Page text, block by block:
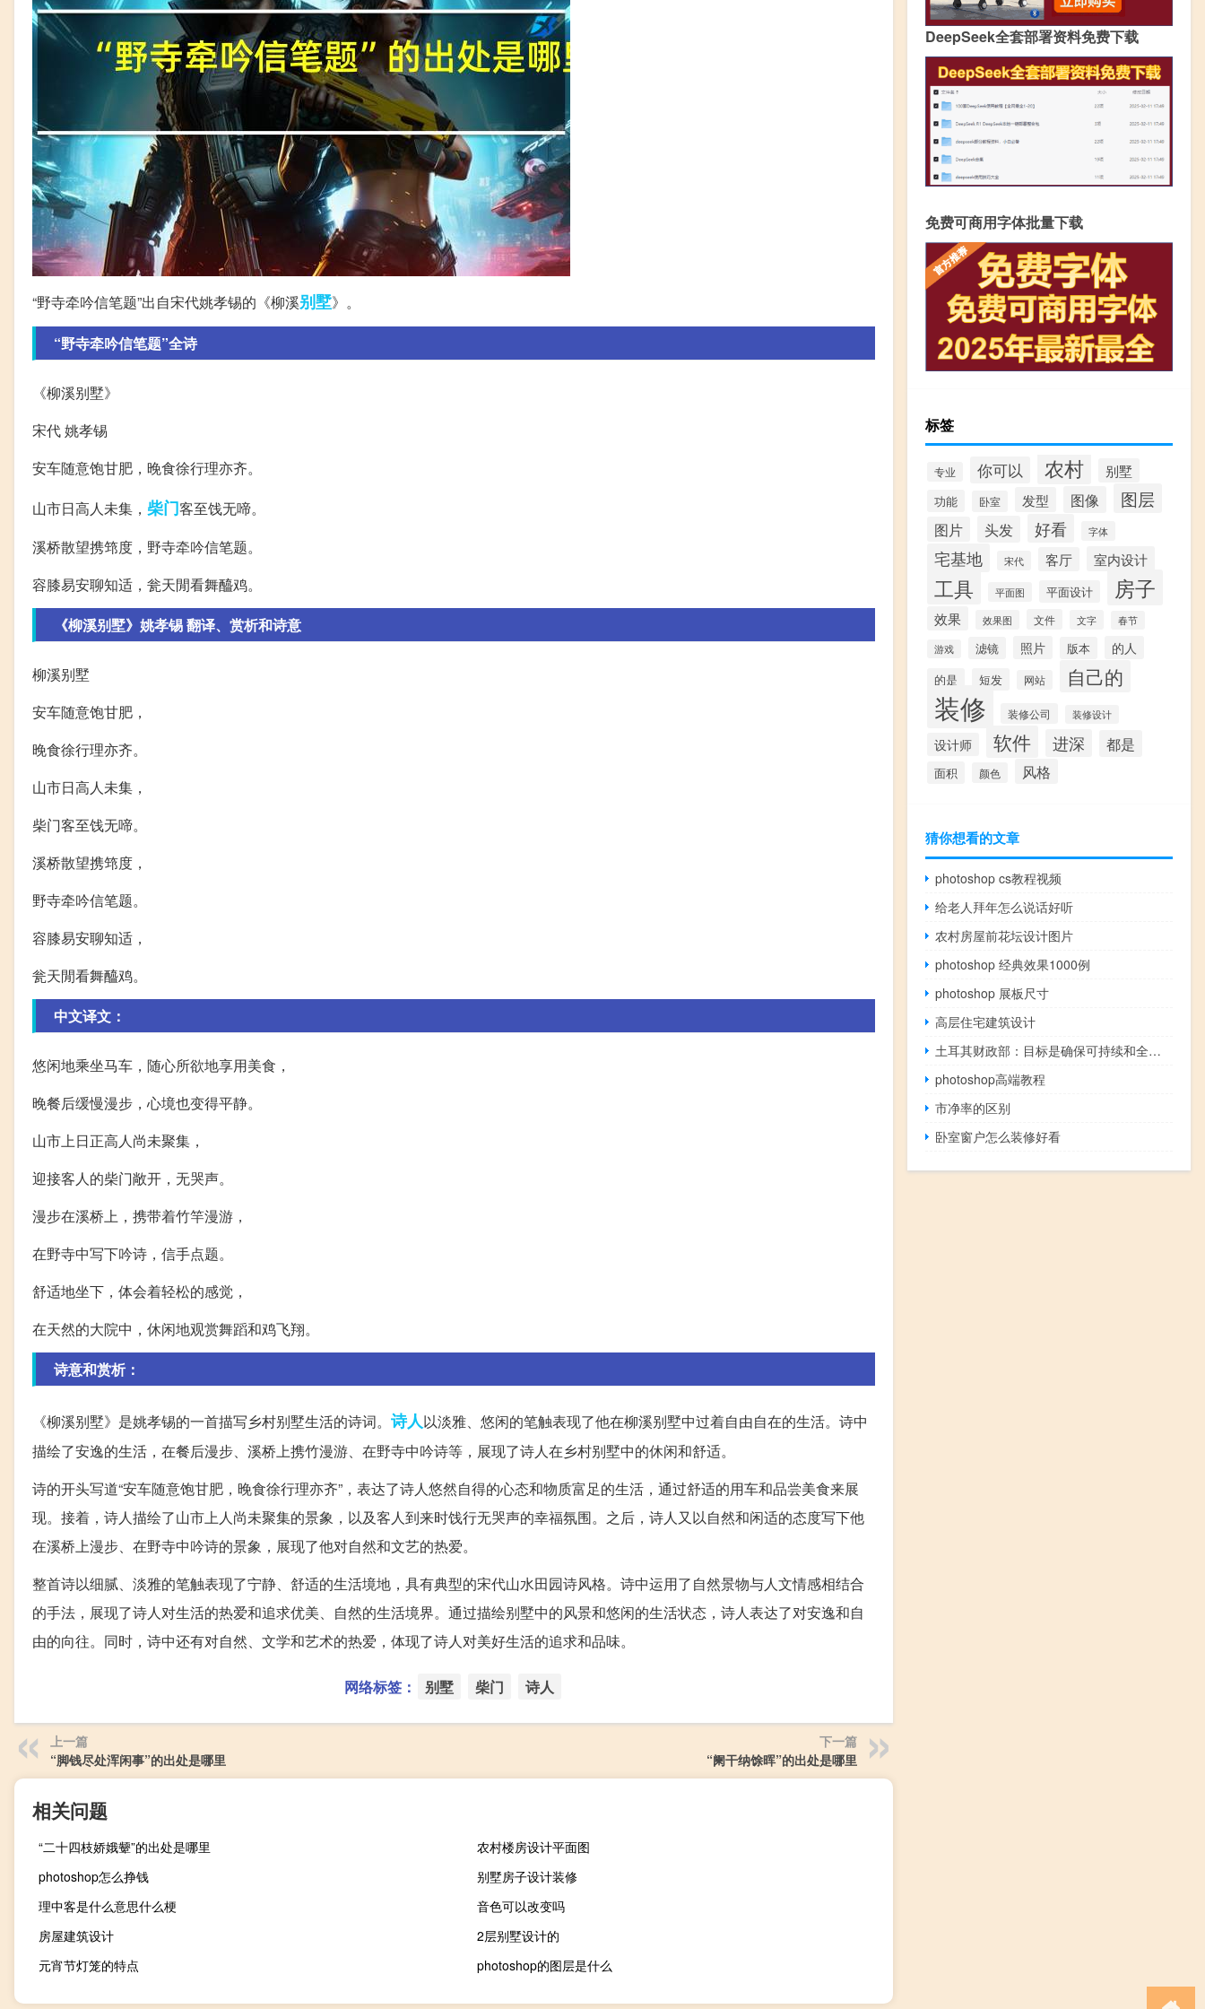
“野寺牵吟信笔题”出自宋代姚孝锡的《柳溪别墅》。
“野寺牵吟信笔题”全诗
《柳溪别墅》
宋代 姚孝锡
安车随意饱甘肥，晚食徐行理亦齐。
山市日高人未集， 柴门客至饯无啼。
溪桥散望携筇度，野寺牵吟信笔题。
容膝易安聊知适，瓮天閒看舞醯鸡。
《柳溪别墅》姚孝锡 翻译、赏析和诗意
柳溪别墅
安车随意饱甘肥，
晚食徐行理亦齐。
山市日高人未集，
柴门客至饯无啼。
溪桥散望携筇度，
野寺牵吟信笔题。
容膝易安聊知适，
瓮天閒看舞醯鸡。
中文译文：
悠闲地乘坐马车，随心所欲地享用美食，
晚餐后缓慢漫步，心境也变得平静。
山市上日正高人尚未聚集，
迎接客人的柴门敞开，无哭声。
漫步在溪桥上，携带着竹竿漫游，
在野寺中写下吟诗，信手点题。
舒适地坐下，体会着轻松的感觉，
在天然的大院中，休闲地观赏舞蹈和鸡飞翔。
诗意和赏析：
《柳溪别墅》是姚孝锡的一首描写乡村别墅生活的诗词。 诗人以淡雅、悠闲的笔触表现了他在柳溪别墅中过着自由自在的生活。诗中
描绘了安逸的生活，在餐后漫步、溪桥上携竹漫游、在野寺中吟诗等，展现了诗人在乡村别墅中的休闲和舒适。
诗的开头写道“安车随意饱甘肥，晚食徐行理亦齐”，表达了诗人悠然自得的心态和物质富足的生活，通过舒适的用车和品尝美食来展
现。接着，诗人描绘了山市上人尚未聚集的景象，以及客人到来时饯行无哭声的幸福氛围。之后，诗人又以自然和闲适的态度写下他
在溪桥上漫步、在野寺中吟诗的景象，展现了他对自然和文艺的热爱。
整首诗以细腻、淡雅的笔触表现了宁静、舒适的生活境地，具有典型的宋代山水田园诗风格。诗中运用了自然景物与人文情感相结合
的手法，展现了诗人对生活的热爱和追求优美、自然的生活境界。通过描绘别墅中的风景和悠闲的生活状态，诗人表达了对安逸和自
由的向往。同时，诗中还有对自然、文学和艺术的热爱，体现了诗人对美好生活的追求和品味。
网络标签： 别墅 柴门 诗人
上一篇
“脚钱尽处浑闲事”的出处是哪里
下一篇
“阑干纳馀晖”的出处是哪里
相关问题
“二十四枝娇娥颦”的出处是哪里
农村楼房设计平面图
photoshop怎么挣钱
别墅房子设计装修
理中客是什么意思什么梗
音色可以改变吗
房屋建筑设计
2层别墅设计的
元宵节灯笼的特点
photoshop的图层是什么
DeepSeek全套部署资料免费下载
免费可商用字体批量下载
标签
专业 你可以 农村 别墅
功能 卧室 发型 图像 图层
图片 头发 好看 字体
宅基地 宋代 客厅 室内设计
工具 平面图 平面设计 房子
效果 效果图 文件 文字 春节
游戏 滤镜 照片 版本 的人
的是 短发 网站 自己的
装修 装修公司 装修设计
设计师 软件 进深 都是
面积 颜色 风格
猜你想看的文章
photoshop cs教程视频
给老人拜年怎么说话好听
农村房屋前花坛设计图片
photoshop 经典效果1000例
photoshop 展板尺寸
高层住宅建筑设计
土耳其财政部：目标是确保可持续和全面的经济增长
photoshop高端教程
市净率的区别
卧室窗户怎么装修好看